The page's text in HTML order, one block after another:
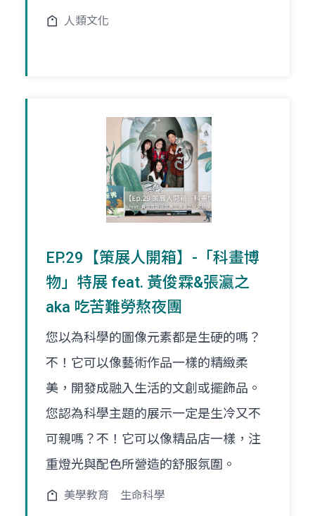
人類文化
EP.29【策展人開箱】-「科畫博
物」特展 feat. 黃俊霖&張瀛之
aka 吃苦難勞熬夜團
您以為科學的圖像元素都是生硬的嗎？
不！它可以像藝術作品一樣的精緻柔
美，開發成融入生活的文創或擺飾品。
您認為科學主題的展示一定是生冷又不
可親嗎？不！它可以像精品店一樣，注
重燈光與配色所營造的舒服氛圍。
美學教育 生命科學